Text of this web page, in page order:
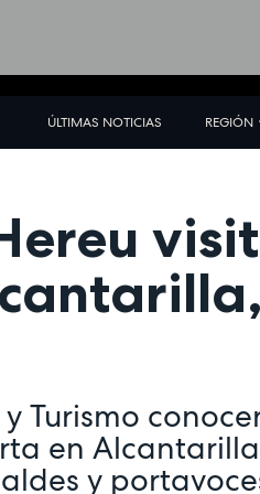
ÚLTIMAS NOTICIAS REGIÓN
Turismo
en
y